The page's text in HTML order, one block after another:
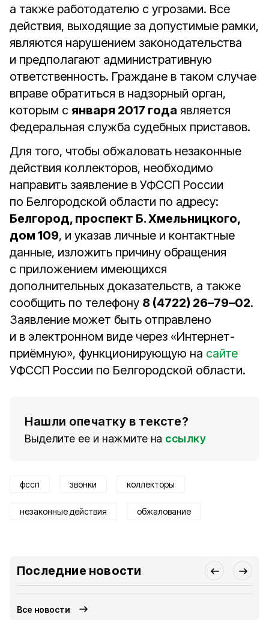
а также работодателю с угрозами. Все
действия, выходящие за допустимые рамки,
являются нарушением законодательства
и предполагают административную
ответственность. Граждане в таком случае
вправе обратиться в надзорный орган,
которым с января 2017 года является
Федеральная служба судебных приставов.
Для того, чтобы обжаловать незаконные
действия коллекторов, необходимо
направить заявление в УФССП России
по Белгородской области по адресу:
Белгород, проспект Б. Хмельницкого,
дом 109, и указав личные и контактные
данные, изложить причину обращения
с приложением имеющихся
дополнительных доказательств, а также
сообщить по телефону 8 (4722) 26–79–02.
Заявление может быть отправлено
и в электронном виде через «Интернет-
приёмную», функционирующую на сайте
УФССП России по Белгородской области.
Нашли опечатку в тексте?
Выделите ее и нажмите на ссылку
фссп звонки коллекторы
незаконные действия обжалование
Последние новости
Все новости